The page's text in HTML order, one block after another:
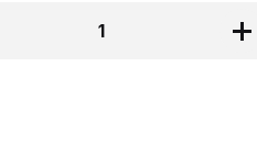
1